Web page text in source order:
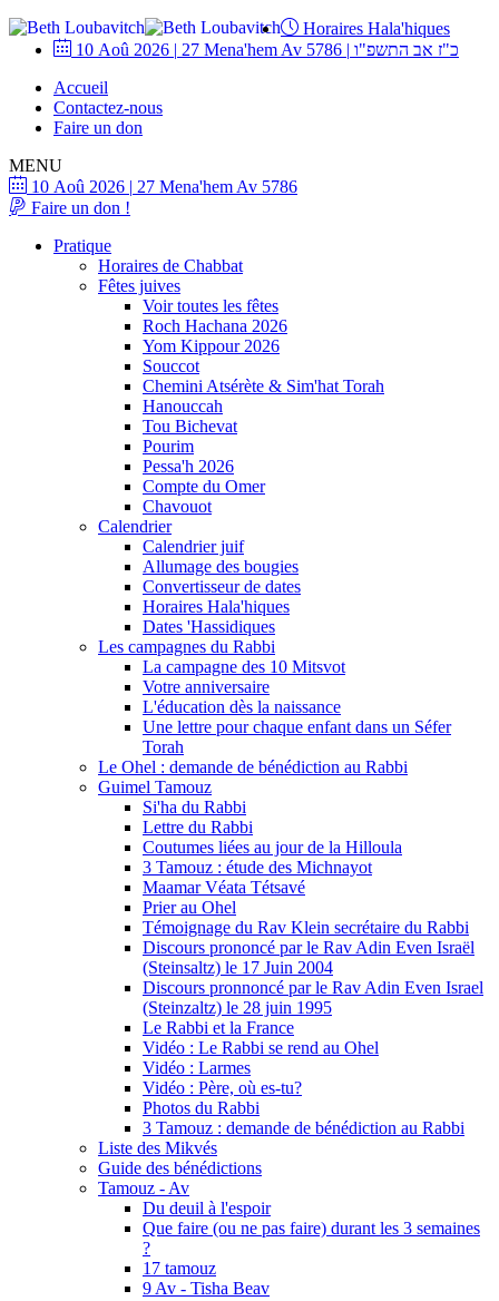
Horaires Hala'hiques
10 Aoû 2026 | 27 Mena'hem Av 5786 | כ"ז אב התשפ"ו
Accueil
Contactez-nous
Faire un don
MENU
10 Aoû 2026 | 27 Mena'hem Av 5786
Faire un don !
Pratique
Horaires de Chabbat
Fêtes juives
Voir toutes les fêtes
Roch Hachana 2026
Yom Kippour 2026
Souccot
Chemini Atsérète & Sim'hat Torah
Hanouccah
Tou Bichevat
Pourim
Pessa'h 2026
Compte du Omer
Chavouot
Calendrier
Calendrier juif
Allumage des bougies
Convertisseur de dates
Horaires Hala'hiques
Dates 'Hassidiques
Les campagnes du Rabbi
La campagne des 10 Mitsvot
Votre anniversaire
L'éducation dès la naissance
Une lettre pour chaque enfant dans un Séfer
Torah
Le Ohel : demande de bénédiction au Rabbi
Guimel Tamouz
Si'ha du Rabbi
Lettre du Rabbi
Coutumes liées au jour de la Hilloula
3 Tamouz : étude des Michnayot
Maamar Véata Tétsavé
Prier au Ohel
Témoignage du Rav Klein secrétaire du Rabbi
Discours prononcé par le Rav Adin Even Israël
(Steinsaltz) le 17 Juin 2004
Discours pronnoncé par le Rav Adin Even Israel
(Steinzaltz) le 28 juin 1995
Le Rabbi et la France
Vidéo : Le Rabbi se rend au Ohel
Vidéo : Larmes
Vidéo : Père, où es-tu?
Photos du Rabbi
3 Tamouz : demande de bénédiction au Rabbi
Liste des Mikvés
Guide des bénédictions
Tamouz - Av
Du deuil à l'espoir
Que faire (ou ne pas faire) durant les 3 semaines
?
17 tamouz
9 Av - Tisha Beav